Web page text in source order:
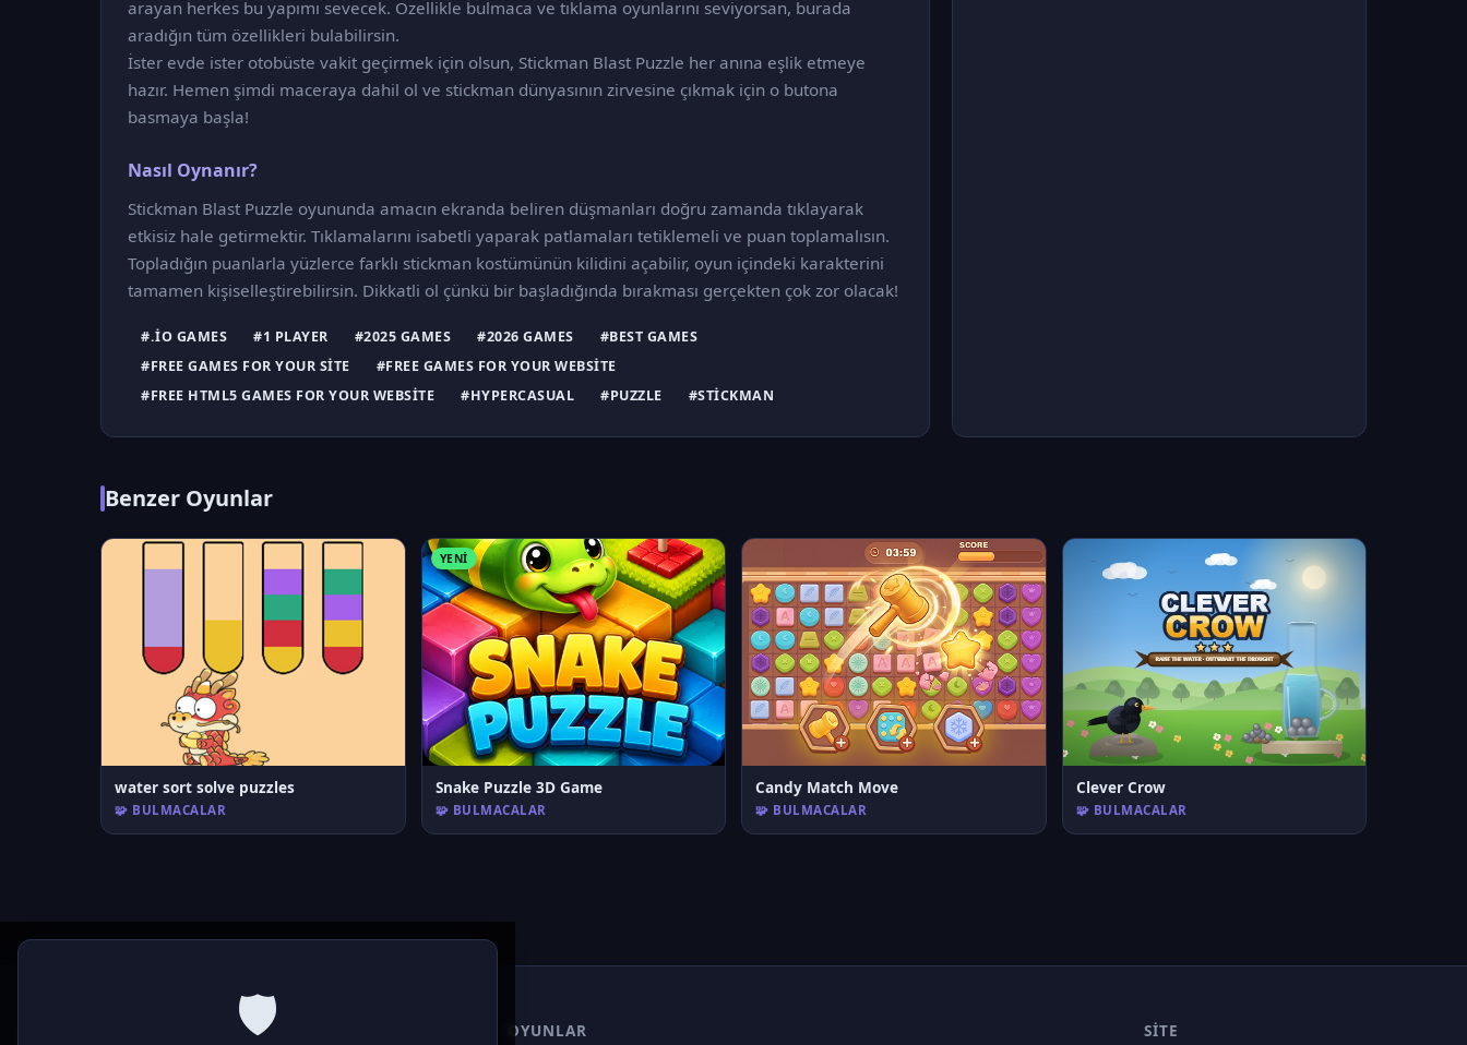
arayan herkes bu yapımı sevecek. Özellikle bulmaca ve tıklama oyunlarını seviyorsan, burada
aradığın tüm özellikleri bulabilirsin.
İster evde ister otobüste vakit geçirmek için olsun, Stickman Blast Puzzle her anına eşlik etmeye
hazır. Hemen şimdi maceraya dahil ol ve stickman dünyasının zirvesine çıkmak için o butona
basmaya başla!
Nasıl Oynanır?
Stickman Blast Puzzle oyununda amacın ekranda beliren düşmanları doğru zamanda tıklayarak
etkisiz hale getirmektir. Tıklamalarını isabetli yaparak patlamaları tetiklemeli ve puan toplamalısın.
Topladığın puanlarla yüzlerce farklı stickman kostümünün kilidini açabilir, oyun içindeki karakterini
tamamen kişiselleştirebilirsin. Dikkatli ol çünkü bir başladığında bırakması gerçekten çok zor olacak!
#.IO GAMES #1 PLAYER #2025 GAMES #2026 GAMES
#BEST GAMES
#FREE GAMES FOR YOUR SITE
#FREE GAMES FOR YOUR WEBSITE
#FREE HTML5 GAMES FOR YOUR WEBSITE
#HYPERCASUAL #PUZZLE #STICKMAN
Benzer Oyunlar
water sort solve puzzles
🧩 BULMACALAR
YENI
Snake Puzzle 3D Game
🧩 BULMACALAR
Candy Match Move
🧩 BULMACALAR
Clever Crow
🧩 BULMACALAR
🛡️ OYUNLAR SITE